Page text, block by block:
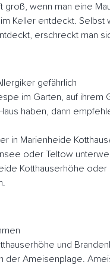
groß, wenn man eine
Keller entdeckt. Selbst
erschreckt man
gefährlich
im Garten, auf ihrem
haben, dann
in Marienheide
oder Teltow
Kotthauserhöhe oder
und
der Ameisenplage.